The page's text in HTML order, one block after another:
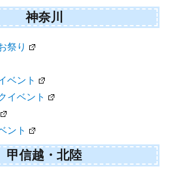
神奈川
祭り
ベント
イベント
ント
甲信越・北陸